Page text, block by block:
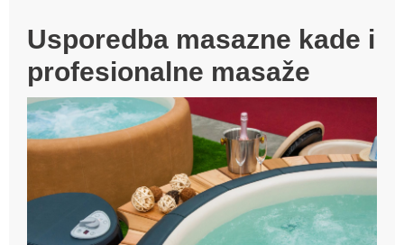
Usporedba masazne kade i
profesionalne masaže